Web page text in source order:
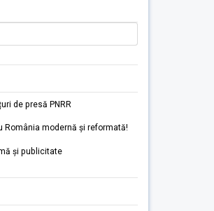
de presă PNRR
România modernă și reformată!
și publicitate